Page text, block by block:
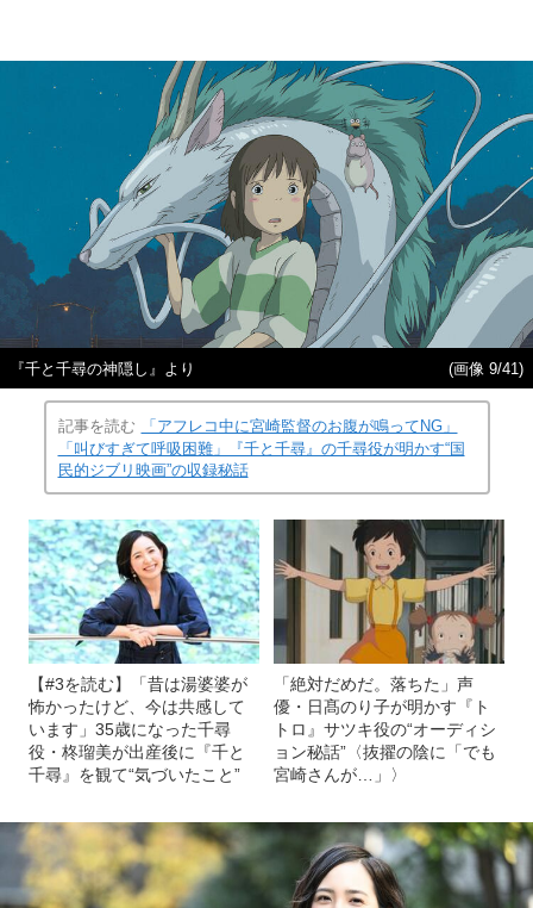
『千と千尋の神隠し』より (画像 9/41)
記事を読む
「アフレコ中に宮崎監督のお腹が鳴ってNG」
「叫びすぎて呼吸困難」『千と千尋』の千尋役が明かす“国
民的ジブリ映画”の収録秘話
【#3を読む】「昔は湯婆婆が
怖かったけど、今は共感して
います」35歳になった千尋
役・柊瑠美が出産後に『千と
千尋』を観て“気づいたこと”
「絶対だめだ。落ちた」声
優・日髙のり子が明かす『ト
トロ』サツキ役の“オーディシ
ョン秘話”〈抜擢の陰に「でも
宮崎さんが…」〉